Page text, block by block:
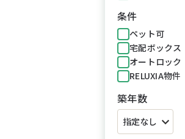
条件
ペット可
宅配ボックス
オートロック
RELUXIA物件
築年数